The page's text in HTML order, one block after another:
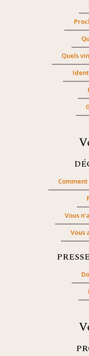
Quels
Vous
Vous